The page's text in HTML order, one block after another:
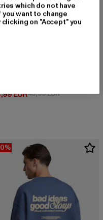
EUR
courant: 44,99 EUR
49,99 EURPrix en
which do not have
want to change
on "Accept" you